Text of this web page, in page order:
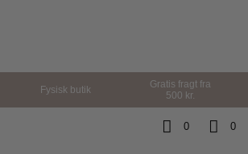
Fysisk butik
Gratis fragt fra
500 kr.
0 0